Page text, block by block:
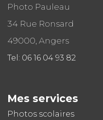
Photo Pauleau
34 Rue Ronsard
49000, Angers
Tel: 06 16 04 93 82
Mes services
Photos scolaires